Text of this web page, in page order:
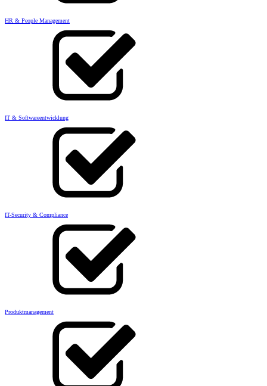
HR & People Management
IT & Softwareentwicklung
IT-Security & Compliance
Produktmanagement